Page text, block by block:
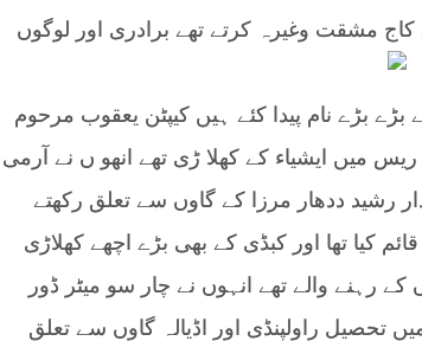
مشقت وغیرہ کرتے تھے برادری اور لوگوں
بڑے نام پیدا کئے ہیں کیپٹن یعقوب مرحوم
میں ایشیاء کے کھلا ڑی تھے انھو ں نے آرمی
رشید ددھار مرزا کے گاوں سے تعلق رکھتے
کیا تھا اور کبڈی کے بھی بڑے اچھے کھلاڑی
رہنے والے تھے انہوں نے چار سو میٹر ڈور
تحصیل راولپنڈی اور اڈیالہ گاوں سے تعلق